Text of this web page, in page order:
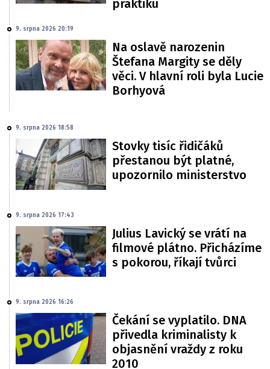
praktiku
9. srpna 2026 20:19
Na oslavě narozenin
Štefana Margity se děly
věci. V hlavní roli byla Lucie
Borhyová
9. srpna 2026 18:58
Stovky tisíc řidičáků
přestanou být platné,
upozornilo ministerstvo
9. srpna 2026 17:43
Julius Lavický se vrátí na
filmové plátno. Přicházíme
s pokorou, říkají tvůrci
9. srpna 2026 16:26
Čekání se vyplatilo. DNA
přivedla kriminalisty k
objasnění vraždy z roku
2010